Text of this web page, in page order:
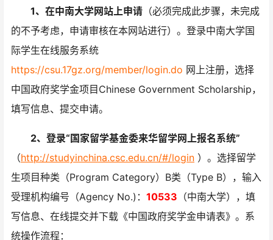
1、在中南大学网站上申请 （必须完成此步骤，未完成
的不予考虑，申请审核在本网站进行） 。 登录中南大学国
际学生在线服务系统
https://csu.17gz.org/member/login.do 网上注册，选择
中国政府奖学金项目Chinese Government Scholarship，
填写信息、提交申请。
2、登录“国家留学基金委来华留学网上报名系统”
（http://studyinchina.csc.edu.cn/#/login ）。选择留学
生项目种类（Program Category）B类（Type B），输入
受理机构编号（Agency No.)： 10533 （中南大学），填
写信息、在线提交并下载《中国政府奖学金申请表》。系
统操作流程：